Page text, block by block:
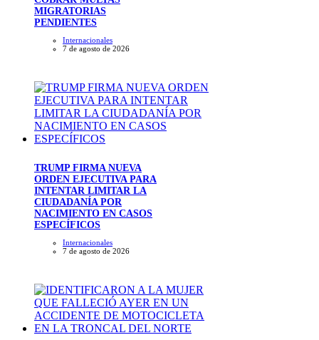
MIGRATORIAS
PENDIENTES
Internacionales
7 de agosto de 2026
TRUMP FIRMA NUEVA
ORDEN EJECUTIVA PARA
INTENTAR LIMITAR LA
CIUDADANÍA POR
NACIMIENTO EN CASOS
ESPECÍFICOS
Internacionales
7 de agosto de 2026